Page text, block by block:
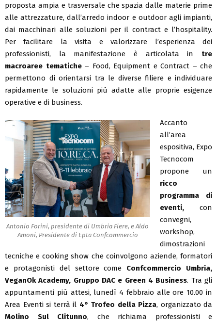
proposta ampia e trasversale che spazia dalle materie prime
alle attrezzature, dall’arredo indoor e outdoor agli impianti,
dai macchinari alle soluzioni per il contract e l’hospitality.
Per facilitare la visita e valorizzare l’esperienza dei
professionisti, la manifestazione è articolata in tre
macroaree tematiche– Food, Equipment e Contract – che
permettono di orientarsi tra le diverse filiere e individuare
rapidamente le soluzioni più adatte alle proprie esigenze
operative e di business.
Antonio Forini, presidente di Umbria Fiere, e Aldo
Amoni, Presidente di Epta Confcommercio
Accanto
all’area
espositiva, Expo
Tecnocom
propone un
ricco
programma di
eventi,con
convegni,
workshop,
dimostrazioni
tecniche e cooking show che coinvolgono aziende, formatori
e protagonisti del settore come Confcommercio Umbria,
VeganOk Academy, Gruppo DAC e Green 4 Business. Tra gli
appuntamenti più attesi, lunedì 4 febbraio alle ore 10.00 in
Area Eventi si terrà il 4° Trofeo della Pizza, organizzato da
Molino Sul Clitunno, che richiama professionisti e